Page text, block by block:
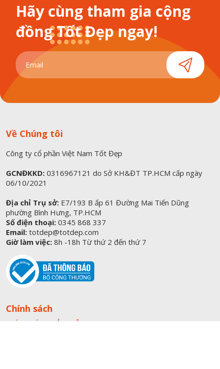
Hãy cùng tham gia cộng
đồng Tốt Đẹp ngay!
Về Chúng tôi
Công ty cổ phần Việt Nam Tốt Đẹp
GCNĐKKD: 0316967121 do Sở KH&ĐT TP.HCM cấp ngày
06/10/2021
Địa chỉ Trụ sở: E7/193 B ấp 61 Đường Mai Tiến Dũng
phường Bình Hưng, TP.HCM
Số điện thoại: 0345 868 337
Email: totdep@totdep.com
Giờ làm việc: 8h -18h Từ thứ 2 đến thứ 7
Chính sách
CHÍNH SÁCH BẢO MẬT